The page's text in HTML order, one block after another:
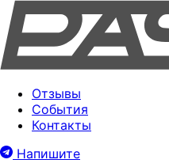
Отзывы
События
Контакты
Напишите